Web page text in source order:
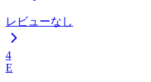
レビューなし
4
E